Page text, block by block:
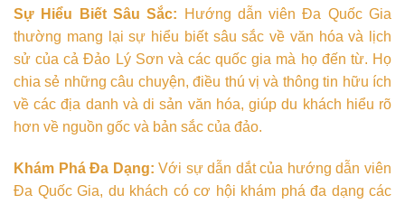
Sự Hiểu Biết Sâu Sắc: Hướng dẫn viên Đa Quốc Gia
thường mang lại sự hiểu biết sâu sắc về văn hóa và lịch
sử của cả Đảo Lý Sơn và các quốc gia mà họ đến từ. Họ
chia sẻ những câu chuyện, điều thú vị và thông tin hữu ích
về các địa danh và di sản văn hóa, giúp du khách hiểu rõ
hơn về nguồn gốc và bản sắc của đảo.
Khám Phá Đa Dạng: Với sự dẫn dắt của hướng dẫn viên
Đa Quốc Gia, du khách có cơ hội khám phá đa dạng các